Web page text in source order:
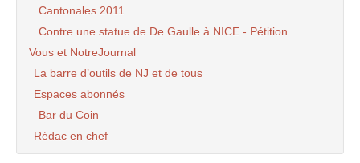
Cantonales 2011
Contre une statue de De Gaulle à NICE - Pétition
Vous et NotreJournal
La barre d’outils de NJ et de tous
Espaces abonnés
Bar du Coin
Rédac en chef